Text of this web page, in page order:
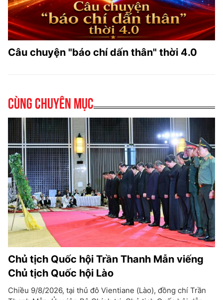
Câu chuyện "báo chí dấn thân" thời 4.0
Cùng chuyên mục
Chủ tịch Quốc hội Trần Thanh Mẫn viếng
Chủ tịch Quốc hội Lào
Chiều 9/8/2026, tại thủ đô Vientiane (Lào), đồng chí Trần